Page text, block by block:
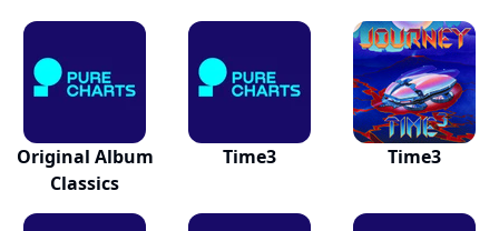
Original Album
Classics
Time3 Time3